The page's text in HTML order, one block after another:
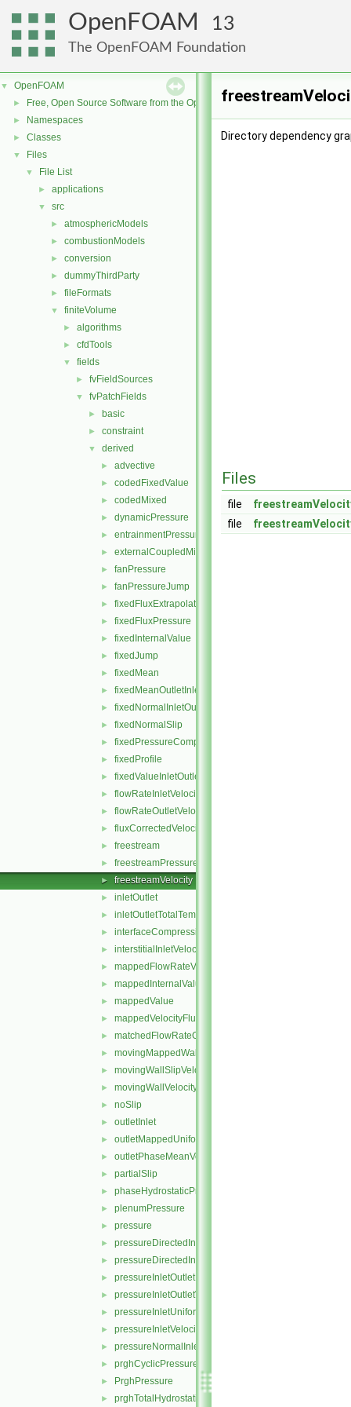
OpenFOAM 13
The OpenFOAM Foundation
▼ OpenFOAM
► Free, Open Source Software from the OpenFOAM Foundation
► Namespaces
► Classes
▼ Files
▼ File List
► applications
▼ src
► atmosphericModels
► combustionModels
► conversion
► dummyThirdParty
► fileFormats
▼ finiteVolume
► algorithms
► cfdTools
▼ fields
► fvFieldSources
▼ fvPatchFields
► basic
► constraint
▼ derived
► advective
► codedFixedValue
► codedMixed
► dynamicPressure
► entrainmentPressure
► externalCoupledMixed
► fanPressure
► fanPressureJump
► fixedFluxExtrapolatedPressure
► fixedFluxPressure
► fixedInternalValue
► fixedJump
► fixedMean
► fixedMeanOutletInlet
► fixedNormalInletOutletVelocity
► fixedNormalSlip
► fixedPressureCompressibleDensity
► fixedProfile
► fixedValueInletOutlet
► flowRateInletVelocity
► flowRateOutletVelocity
► fluxCorrectedVelocity
► freestream
► freestreamPressure
► freestreamVelocity
► inletOutlet
► inletOutletTotalTemperature
► interfaceCompression
► interstitialInletVelocity
► mappedFlowRateVelocity
► mappedInternalValue
► mappedValue
► mappedVelocityFlux
► matchedFlowRateOutletVelocity
► movingMappedWallVelocity
► movingWallSlipVelocity
► movingWallVelocity
► noSlip
► outletInlet
► outletMappedUniformInlet
► outletPhaseMeanVelocity
► partialSlip
► phaseHydrostaticPressure
► plenumPressure
► pressure
► pressureDirectedInletOutletVelocity
► pressureDirectedInletVelocity
► pressureInletOutletParSlipVelocity
► pressureInletOutletVelocity
► pressureInletUniformVelocity
► pressureInletVelocity
► pressureNormalInletOutletVelocity
► prghCyclicPressure
► PrghPressure
► prghTotalHydrostaticPressure
Directory dependency
Files
file
file